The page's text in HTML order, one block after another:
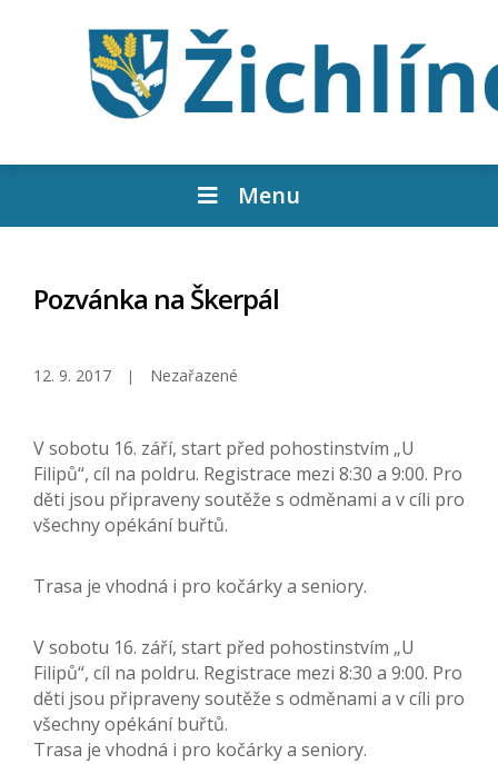
Menu
Pozvánka na Škerpál
12. 9. 2017 Nezařazené
V sobotu 16. září, start před pohostinstvím „U
Filipů“, cíl na poldru. Registrace mezi 8:30 a 9:00. Pro
děti jsou připraveny soutěže s odměnami a v cíli pro
všechny opékání buřtů.
Trasa je vhodná i pro kočárky a seniory.
V sobotu 16. září, start před pohostinstvím „U
Filipů“, cíl na poldru. Registrace mezi 8:30 a 9:00. Pro
děti jsou připraveny soutěže s odměnami a v cíli pro
všechny opékání buřtů.
Trasa je vhodná i pro kočárky a seniory.